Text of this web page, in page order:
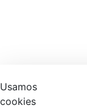
Usamos
cookies